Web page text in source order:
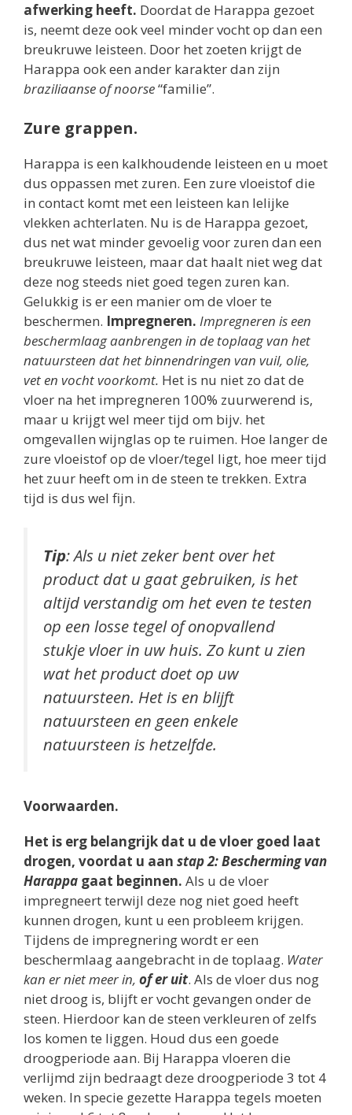
afwerking heeft. Doordat de Harappa gezoet
is, neemt deze ook veel minder vocht op dan een
breukruwe leisteen. Door het zoeten krijgt de
Harappa ook een ander karakter dan zijn
braziliaanse of noorse“familie”.
Zure grappen.
Harappa is een kalkhoudende leisteen en u moet
dus oppassen met zuren. Een zure vloeistof die
in contact komt met een leisteen kan lelijke
vlekken achterlaten. Nu is de Harappa gezoet,
dus net wat minder gevoelig voor zuren dan een
breukruwe leisteen, maar dat haalt niet weg dat
deze nog steeds niet goed tegen zuren kan.
Gelukkig is er een manier om de vloer te
beschermen. Impregneren. Impregneren is een
beschermlaag aanbrengen in de toplaag van het
natuursteen dat het binnendringen van vuil, olie,
vet en vocht voorkomt. Het is nu niet zo dat de
vloer na het impregneren 100% zuurwerend is,
maar u krijgt wel meer tijd om bijv. het
omgevallen wijnglas op te ruimen. Hoe langer de
zure vloeistof op de vloer/tegel ligt, hoe meer tijd
het zuur heeft om in de steen te trekken. Extra
tijd is dus wel fijn.
Tip: Als u niet zeker bent over het
product dat u gaat gebruiken, is het
altijd verstandig om het even te testen
op een losse tegel of onopvallend
stukje vloer in uw huis. Zo kunt u zien
wat het product doet op uw
natuursteen. Het is en blijft
natuursteen en geen enkele
natuursteen is hetzelfde.
Voorwaarden.
Het is erg belangrijk dat u de vloer goed laat
drogen, voordat u aan stap 2: Bescherming van
Harappa gaat beginnen. Als u de vloer
impregneert terwijl deze nog niet goed heeft
kunnen drogen, kunt u een probleem krijgen.
Tijdens de impregnering wordt er een
beschermlaag aangebracht in de toplaag. Water
kan er niet meer in, of er uit. Als de vloer dus nog
niet droog is, blijft er vocht gevangen onder de
steen. Hierdoor kan de steen verkleuren of zelfs
los komen te liggen. Houd dus een goede
droogperiode aan. Bij Harappa vloeren die
verlijmd zijn bedraagt deze droogperiode 3 tot 4
weken. In specie gezette Harappa tegels moeten